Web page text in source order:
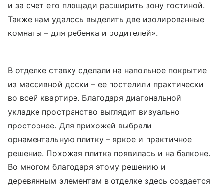
и за счет его площади расширить зону гостиной.
Также нам удалось выделить две изолированные
комнаты – для ребенка и родителей».
В отделке ставку сделали на напольное покрытие
из массивной доски – ее постелили практически
во всей квартире. Благодаря диагональной
укладке пространство выглядит визуально
просторнее. Для прихожей выбрали
орнаментальную плитку – яркое и практичное
решение. Похожая плитка появилась и на балконе.
Во многом благодаря этому решению и
деревянным элементам в отделке здесь создается